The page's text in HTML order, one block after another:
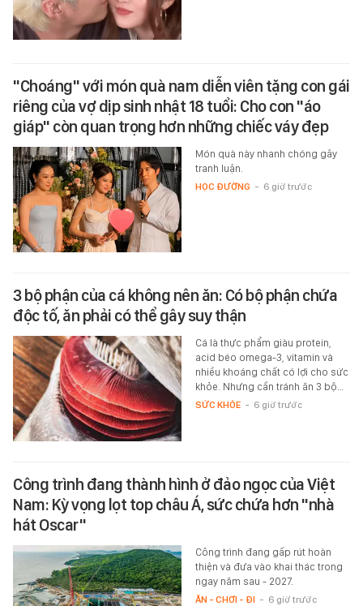
"Choáng" với món quà nam diễn viên tặng con gái
riêng của vợ dịp sinh nhật 18 tuổi: Cho con "áo
giáp" còn quan trọng hơn những chiếc váy đẹp
Món quà này nhanh chóng gây
tranh luận.
HỌC ĐƯỜNG - 6 giờ trước
3 bộ phận của cá không nên ăn: Có bộ phận chứa
độc tố, ăn phải có thể gây suy thận
Cá là thực phẩm giàu protein,
acid béo omega-3, vitamin và
nhiều khoáng chất có lợi cho sức
khỏe. Nhưng cần tránh ăn 3 bộ…
SỨC KHỎE - 6 giờ trước
Công trình đang thành hình ở đảo ngọc của Việt
Nam: Kỳ vọng lọt top châu Á, sức chứa hơn "nhà
hát Oscar"
Công trình đang gấp rút hoàn
thiện và đưa vào khai thác trong
ngay năm sau - 2027.
ĂN - CHƠI - ĐI - 6 giờ trước